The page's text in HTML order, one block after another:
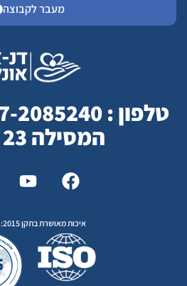
מעבר לקבוצה
המסילה 23 , נשר
איכות מאושרת בתקן ISO 9001:2015